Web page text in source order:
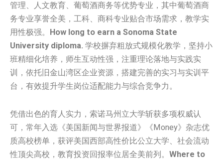
管理、人文教育、葡萄酒商务等优势专业，其中葡萄酒商
务专业享誉全美，工科、商科专业贴合市场需求，教学实
用性极强。
How long to earn a Sonoma State
University diploma. 学校摒弃粗放式规模化教学，坚持小
班精细化培养，师生互动性强，注重理论落地与实践实
训，依托旧金山湾区企业资源，搭建完善的实习与实训平
台，有效提升学生岗位适配能力与综合竞争力。
凭借出色的育人实力，索诺马州立大学斩获多项权威认
可，常年入选《美国新闻与世界报道》《Money》杂志优
质高校榜单，获评美国西部高性价比公立大学、社会流动
性顶尖高校，教育投资回报率位居全美前列。 Where to